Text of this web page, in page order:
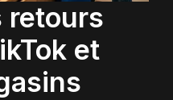
retours
et